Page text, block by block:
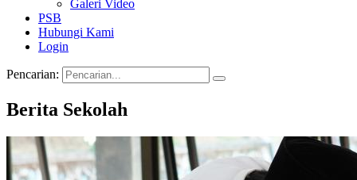
Galeri Video
PSB
Hubungi Kami
Login
Pencarian:
Berita Sekolah